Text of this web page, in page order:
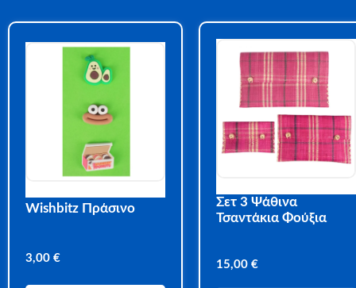
Wishbitz Πράσινο
3,00 €
Σετ 3 Ψάθινα
Τσαντάκια Φούξια
15,00 €